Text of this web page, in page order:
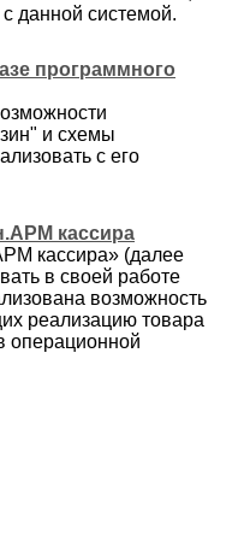
данной системой.
программного
и схемы
с его
кассира
кассира» (далее
в своей работе
возможность
реализацию товара
операционной